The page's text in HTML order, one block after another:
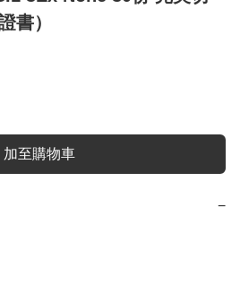
書）
加至購物車
−